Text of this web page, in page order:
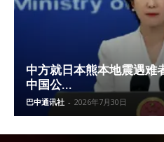
中方就日本熊本地震遇难
中国公...
巴中通讯社 - 2026年7月30日